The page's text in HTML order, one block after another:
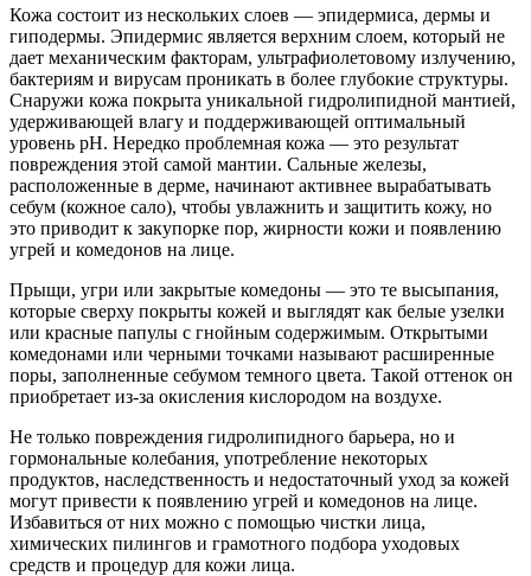
Кожа состоит из нескольких слоев — эпидермиса, дермы и
гиподермы. Эпидермис является верхним слоем, который не
дает механическим факторам, ультрафиолетовому излучению,
бактериям и вирусам проникать в более глубокие структуры.
Снаружи кожа покрыта уникальной гидролипидной мантией,
удерживающей влагу и поддерживающей оптимальный
уровень pH. Нередко проблемная кожа — это результат
повреждения этой самой мантии. Сальные железы,
расположенные в дерме, начинают активнее вырабатывать
себум (кожное сало), чтобы увлажнить и защитить кожу, но
это приводит к закупорке пор, жирности кожи и появлению
угрей и комедонов на лице.
Прыщи, угри или закрытые комедоны — это те высыпания,
которые сверху покрыты кожей и выглядят как белые узелки
или красные папулы с гнойным содержимым. Открытыми
комедонами или черными точками называют расширенные
поры, заполненные себумом темного цвета. Такой оттенок он
приобретает из-за окисления кислородом на воздухе.
Не только повреждения гидролипидного барьера, но и
гормональные колебания, употребление некоторых
продуктов, наследственность и недостаточный уход за кожей
могут привести к появлению угрей и комедонов на лице.
Избавиться от них можно с помощью чистки лица,
химических пилингов и грамотного подбора уходовых
средств и процедур для кожи лица.